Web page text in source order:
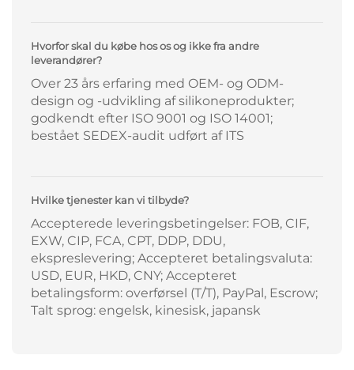
Hvorfor skal du købe hos os og ikke fra andre
leverandører?
Over 23 års erfaring med OEM- og ODM-
design og -udvikling af silikoneprodukter;
godkendt efter ISO 9001 og ISO 14001;
bestået SEDEX-audit udført af ITS
Hvilke tjenester kan vi tilbyde?
Accepterede leveringsbetingelser: FOB, CIF,
EXW, CIP, FCA, CPT, DDP, DDU,
ekspreslevering; Accepteret betalingsvaluta:
USD, EUR, HKD, CNY; Accepteret
betalingsform: overførsel (T/T), PayPal, Escrow;
Talt sprog: engelsk, kinesisk, japansk